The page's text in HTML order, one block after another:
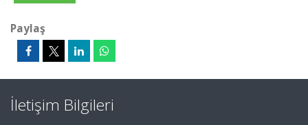
Paylaş
İletişim Bilgileri